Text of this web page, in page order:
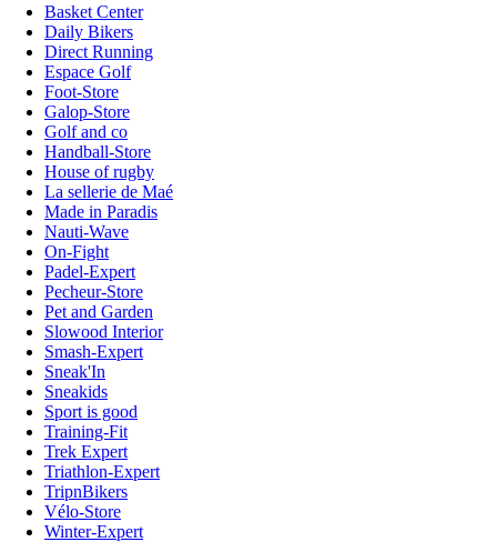
Basket Center
Daily Bikers
Direct Running
Espace Golf
Foot-Store
Galop-Store
Golf and co
Handball-Store
House of rugby
La sellerie de Maé
Made in Paradis
Nauti-Wave
On-Fight
Padel-Expert
Pecheur-Store
Pet and Garden
Slowood Interior
Smash-Expert
Sneak'In
Sneakids
Sport is good
Training-Fit
Trek Expert
Triathlon-Expert
TripnBikers
Vélo-Store
Winter-Expert